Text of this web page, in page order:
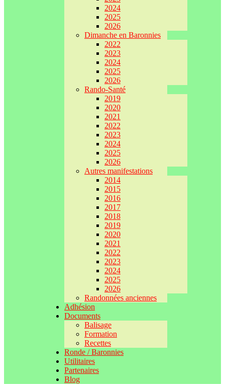
2024
2025
2026
Dimanche en Baronnies
2022
2023
2024
2025
2026
Rando-Santé
2019
2020
2021
2022
2023
2024
2025
2026
Autres manifestations
2014
2015
2016
2017
2018
2019
2020
2021
2022
2023
2024
2025
2026
Randonnées anciennes
Adhésion
Documents
Balisage
Formation
Recettes
Ronde / Baronnies
Utilitaires
Partenaires
Blog